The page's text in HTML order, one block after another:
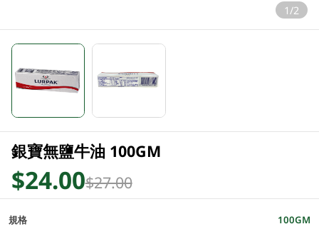
1/2
銀寶無鹽牛油 100GM
$24.00$27.00
規格 100GM